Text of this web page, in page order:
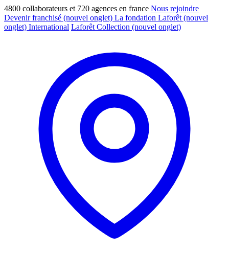
4800 collaborateurs et 720 agences en france Nous rejoindre
Devenir franchisé (nouvel onglet) La fondation Laforêt (nouvel
onglet) International Laforêt Collection (nouvel onglet)